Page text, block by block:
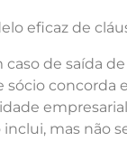
eficaz de
caso de saída
sócio concorda
inclui, mas não